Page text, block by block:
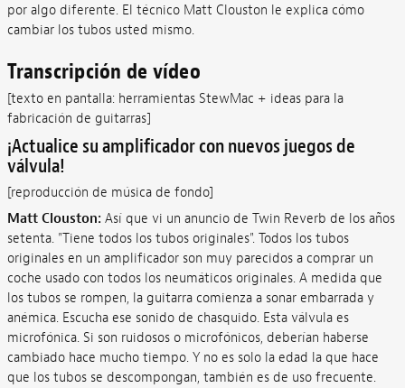
por algo diferente. El técnico Matt Clouston le explica cómo
cambiar los tubos usted mismo.
Transcripción de vídeo
[texto en pantalla: herramientas StewMac + ideas para la
fabricación de guitarras]
¡Actualice su amplificador con nuevos juegos de
válvula!
[reproducción de música de fondo]
Matt Clouston: Así que vi un anuncio de Twin Reverb de los años
setenta. "Tiene todos los tubos originales". Todos los tubos
originales en un amplificador son muy parecidos a comprar un
coche usado con todos los neumáticos originales. A medida que
los tubos se rompen, la guitarra comienza a sonar embarrada y
anémica. Escucha ese sonido de chasquido. Esta válvula es
microfónica. Si son ruidosos o microfónicos, deberían haberse
cambiado hace mucho tiempo. Y no es solo la edad la que hace
que los tubos se descompongan, también es de uso frecuente.